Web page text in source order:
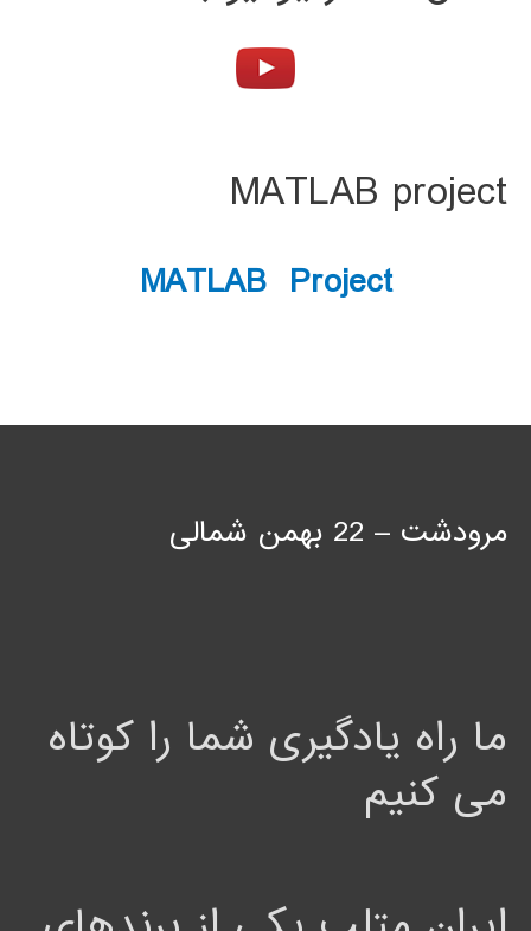
MATLAB project
MATLAB Project
مرودشت – 22 بهمن شمالی
ما راه یادگیری شما را کوتاه
می کنیم